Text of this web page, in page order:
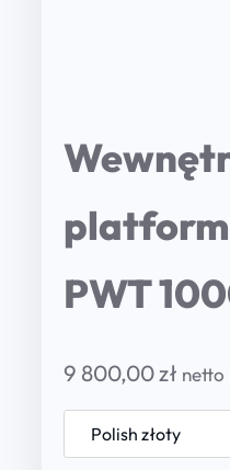
PWT
9 800,00zł netto